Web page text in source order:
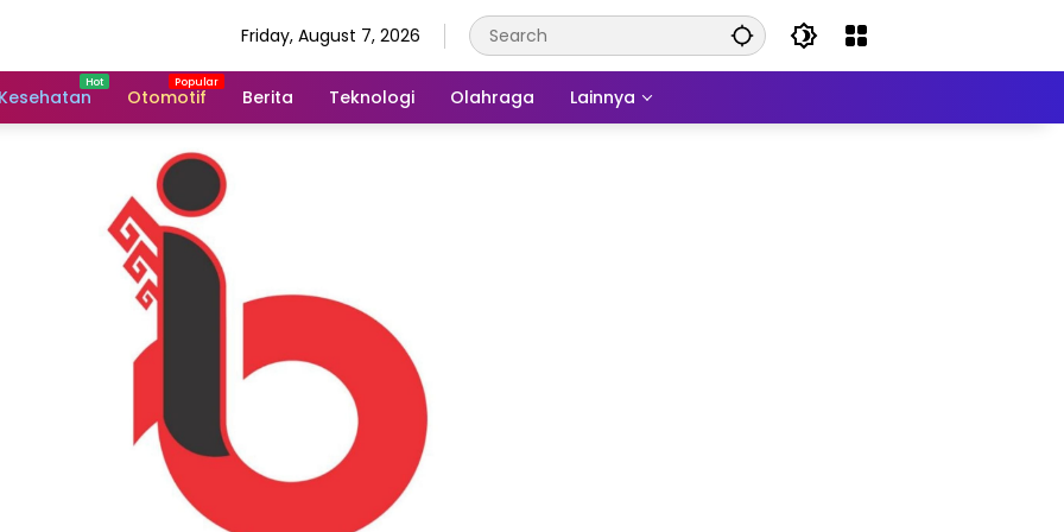
Friday, August 7, 2026
Kesehatan Otomotif Berita Teknologi Olahraga Lainnya